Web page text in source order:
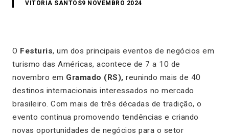
VITÓRIA SANTOS9 NOVEMBRO 2024
O Festuris, um dos principais eventos de negócios em
turismo das Américas, acontece de 7 a 10 de
novembro em Gramado (RS), reunindo mais de 40
destinos internacionais interessados no mercado
brasileiro. Com mais de três décadas de tradição, o
evento continua promovendo tendências e criando
novas oportunidades de negócios para o setor